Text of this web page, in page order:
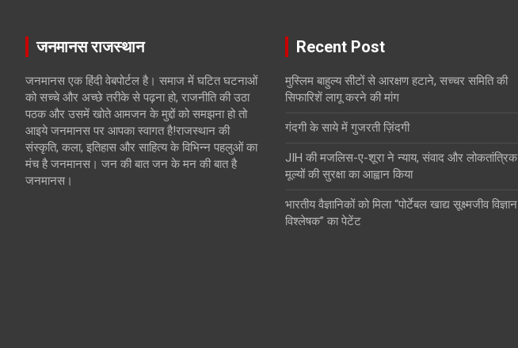
जनमानस राजस्थान
जनमानस एक हिंदी वेबपोर्टल है। समाज में घटित घटनाओं
को सच्चे और अच्छे तरीके से पढ़ना हो, राजनीति की उठा
पठक और उसमें खोते आमजन के मुद्दों को समझना हो तो
आइये जनमानस पर आपका स्वागत है!राजस्थान की
संस्कृति, कला, इतिहास और साहित्य के विभिन्न पहलुओं का
मंच है जनमानस। जन की बात जन के मन की बात है
जनमानस।
Recent Post
मुस्लिम बाहुल्य सीटों से आरक्षण हटाने, सच्चर समिति की
सिफारिशें लागू करने की मांग
गंदगी के साये में गुजरती ज़िंदगी
JIH की मजलिस-ए-शूरा ने न्याय, संवाद और लोकतांत्रिक
मूल्यों की सुरक्षा का आह्वान किया
भारतीय वैज्ञानिकों को मिला “पोर्टेबल खाद्य सूक्ष्मजीव विज्ञान
विश्लेषक” का पेटेंट